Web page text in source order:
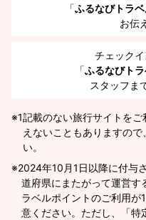
「ふるなびトラ
お伝
チェック
「ふるなびト
スタッフま
※1記載のない旅行サイトを
えないこともありますの
い。
2024年10月1日以降に付与
道府県にまたがって運営す
ラベルポイントのご利用が
意ください。ただし、「特